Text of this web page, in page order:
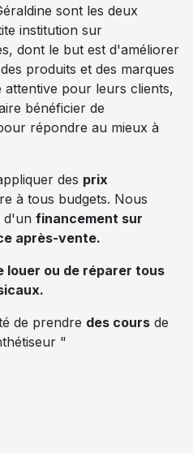
sont les deux
institution sur
dont le but est d'améliorer
produits et des marques
pour leurs clients,
bénéficier de
répondre au mieux à
des prix
à tous budgets. Nous
d'un financement sur
après-vente.
louer ou de réparer tous
de prendre des cours de
"